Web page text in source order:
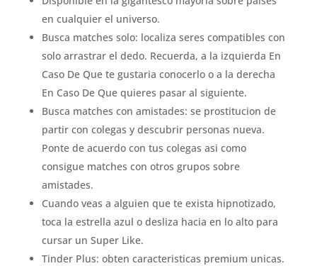
en cualquier el universo.
Busca matches solo: localiza seres compatibles con
solo arrastrar el dedo. Recuerda, a la izquierda En
Caso De Que te gustaria conocerlo o a la derecha
En Caso De Que quieres pasar al siguiente.
Busca matches con amistades: se prostitucion de
partir con colegas y descubrir personas nueva.
Ponte de acuerdo con tus colegas asi­ como
consigue matches con otros grupos sobre
amistades.
Cuando veas a alguien que te exista hipnotizado,
toca la estrella azul o desliza hacia en lo alto para
cursar un Super Like.
Tinder Plus: obten caracteristicas premium unicas.